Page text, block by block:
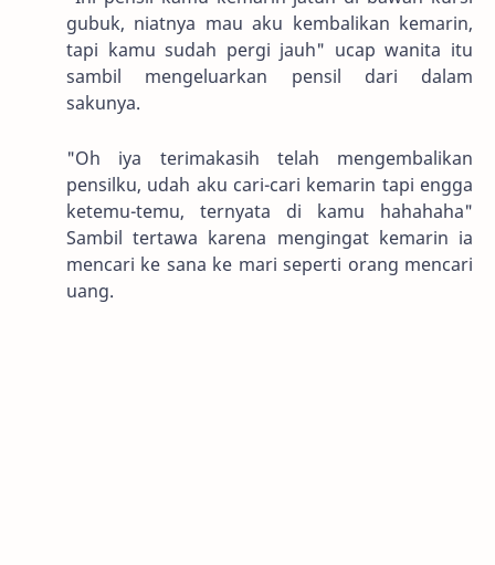
gubuk, niatnya mau aku kembalikan kemarin,
tapi kamu sudah pergi jauh" ucap wanita itu
sambil mengeluarkan pensil dari dalam
sakunya.
"Oh iya terimakasih telah mengembalikan
pensilku, udah aku cari-cari kemarin tapi engga
ketemu-temu, ternyata di kamu hahahaha"
Sambil tertawa karena mengingat kemarin ia
mencari ke sana ke mari seperti orang mencari
uang.